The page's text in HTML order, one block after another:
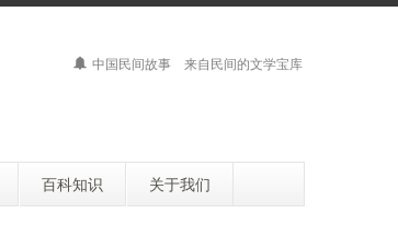
中国民间故事 来自民间的文学宝库
百科知识 关于我们